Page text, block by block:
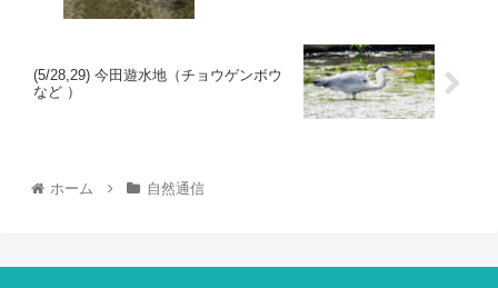
(5/28,29) 今田遊水地（チョウゲンボウ
など ）
ホーム 自然通信